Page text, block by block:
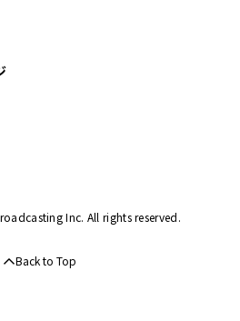
Inc. All rights reserved.
Back to Top